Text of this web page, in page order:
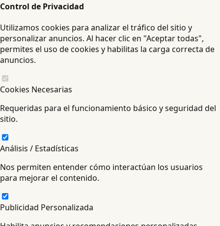
Control de Privacidad
Utilizamos cookies para analizar el tráfico del sitio y
personalizar anuncios. Al hacer clic en "Aceptar todas",
permites el uso de cookies y habilitas la carga correcta de
anuncios.
Cookies Necesarias
Requeridas para el funcionamiento básico y seguridad del
sitio.
Análisis / Estadísticas
Nos permiten entender cómo interactúan los usuarios
para mejorar el contenido.
Publicidad Personalizada